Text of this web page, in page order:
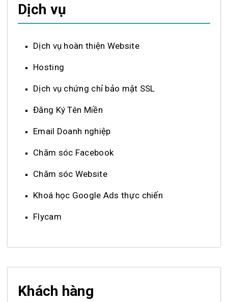
Dịch vụ
Dịch vụ hoàn thiện Website
Hosting
Dịch vụ chứng chỉ bảo mật SSL
Đăng Ký Tên Miền
Email Doanh nghiệp
Chăm sóc Facebook
Chăm sóc Website
Khoá học Google Ads thực chiến
Flycam
Khách hàng